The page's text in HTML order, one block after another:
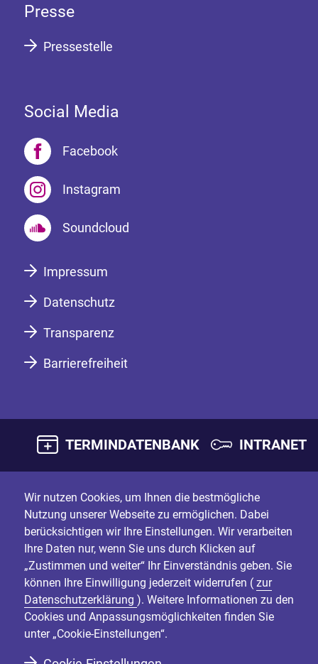
Presse
Pressestelle
Social Media
Facebook
Instagram
Soundcloud
Impressum
Datenschutz
Transparenz
Barrierefreiheit
TERMINDATENBANK INTRANET
Wir nutzen Cookies, um Ihnen die bestmögliche
Nutzung unserer Webseite zu ermöglichen. Dabei
berücksichtigen wir Ihre Einstellungen. Wir verarbeiten
Ihre Daten nur, wenn Sie uns durch Klicken auf
„Zustimmen und weiter“ Ihr Einverständnis geben. Sie
können Ihre Einwilligung jederzeit widerrufen ( zur
Datenschutzerklärung ). Weitere Informationen zu den
Cookies und Anpassungsmöglichkeiten finden Sie
unter „Cookie-Einstellungen“.